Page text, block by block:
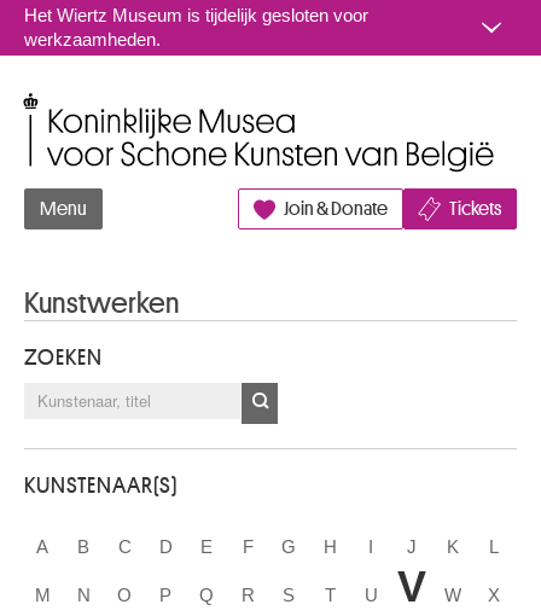
Naar inhoud
Het Wiertz Museum is tijdelijk gesloten voor
werkzaamheden.
Menu Join & Donate Tickets
Kunstwerken
ZOEKEN
KUNSTENAAR(S)
A B C D E F G H I J K L
M N O P Q R S T U V W X